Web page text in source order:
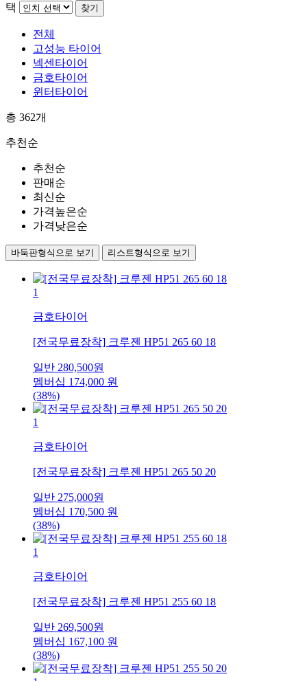
택
찾기
전체
고성능 타이어
넥센타이어
금호타이어
윈터타이어
총 362개
추천순
추천순
판매순
최신순
가격높은순
가격낮은순
바둑판형식으로 보기 리스트형식으로 보기
1
금호타이어
[전국무료장착] 크루젠 HP51 265 60 18
일반 280,500원
멤버십 174,000 원
(38%)
1
금호타이어
[전국무료장착] 크루젠 HP51 265 50 20
일반 275,000원
멤버십 170,500 원
(38%)
1
금호타이어
[전국무료장착] 크루젠 HP51 255 60 18
일반 269,500원
멤버십 167,100 원
(38%)